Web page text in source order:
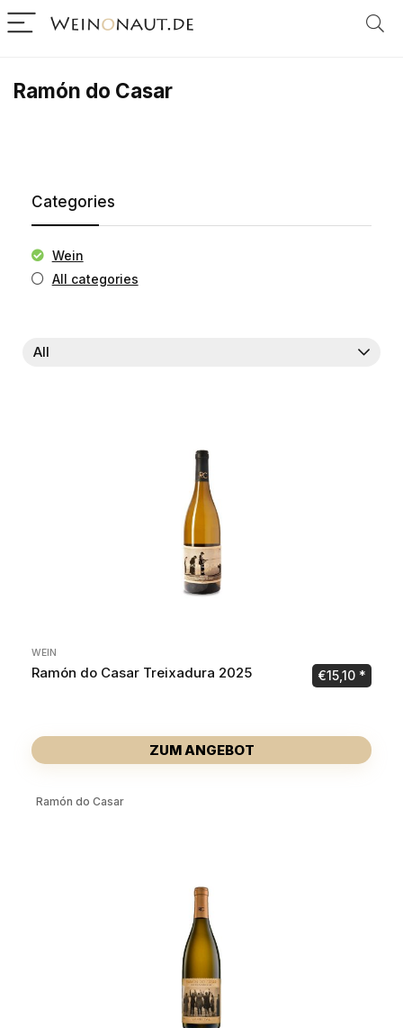
Ramón do Casar
Categories
Wein
All categories
All
WEIN
Ramón do Casar Treixadura 2025 €15,10
ZUM ANGEBOT
Ramón do Casar